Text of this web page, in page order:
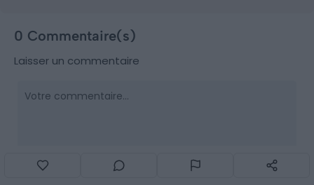
0 Commentaire(s)
Laisser un commentaire